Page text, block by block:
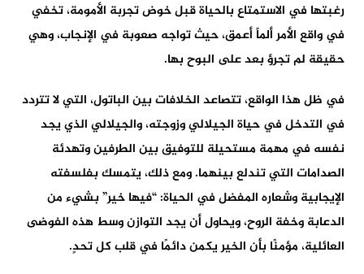
رغبتها في الاستمتاع بالحياة قبل خوض تجربة الأمومة، تخفي
في واقع الأمر ألماً أعمق، حيث تواجه صعوبة في الإنجاب، وهي
حقيقة لم تجرؤ بعد على البوح بها.
في ظل هذا الواقع، تتصاعد الخلافات بين الباتول، التي لا تتردد
في التدخل في حياة الجيلالي وزوجته، والجيلالي الذي يجد
نفسه في مهمة مستحيلة للتوفيق بين الطرفين وتهدئة
الصدامات التي تندلع بينهما. ومع ذلك، يتمسك بفلسفته
الإيجابية وشعاره المفضل في الحياة: “فيها خير” بشيء من
الدعابة وخفة الروح، ويحاول أن يجد التوازن وسط هذه الفوضى
العائلية، مؤمنًا بأن الخير يكمن دائمًا في قلب كل تحدٍ.